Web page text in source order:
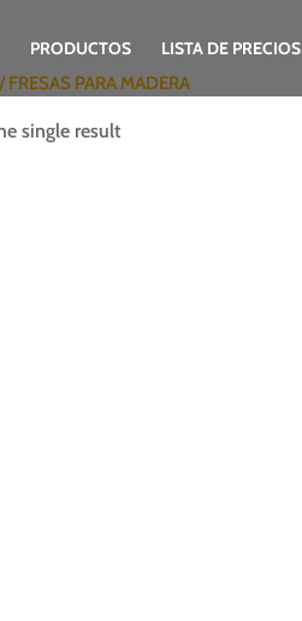
PRODUCTOS LISTA DE PRECIOS
FRESAS PARA MADERA
single result